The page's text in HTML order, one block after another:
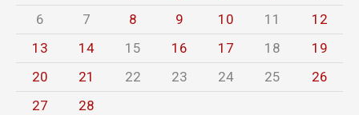
6
7 8 9 10 11
12
13
14 15 16 17 18
19
20
21 22 23 24 25
26
27
28